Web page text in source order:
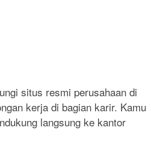
situs resmi perusahaan di
kerja di bagian karir. Kamu
langsung ke kantor